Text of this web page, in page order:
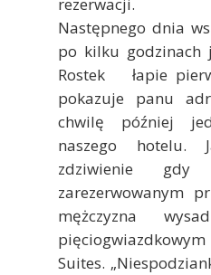
Następnego dnia
po kilku godzinach
Rostek łapie
pokazuje panu
chwilę później
naszego hotelu.
zdziwienie gdy
zarezerwowanym
mężczyzna
Suites.